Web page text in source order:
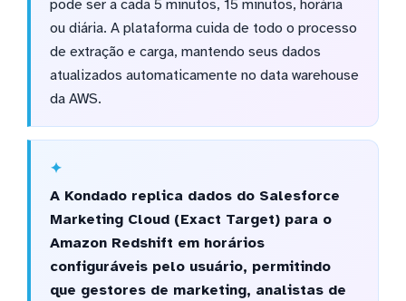
pode ser a cada 5 minutos, 15 minutos, horária
ou diária. A plataforma cuida de todo o processo
de extração e carga, mantendo seus dados
atualizados automaticamente no data warehouse
da AWS.
A Kondado replica dados do Salesforce
Marketing Cloud (Exact Target) para o
Amazon Redshift em horários
configuráveis pelo usuário, permitindo
que gestores de marketing, analistas de